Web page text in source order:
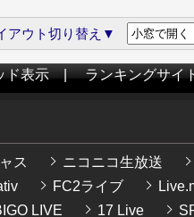
アウト切り替え▼
ド表示|ランキングサイ
ス ニコニコ生放送
FC2ライブ
LIVE 17 Live